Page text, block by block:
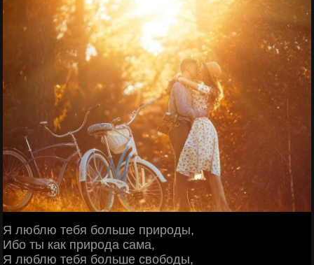
Я люблю тебя больше природы,
Ибо ты как природа сама,
Я люблю тебя больше свободы,